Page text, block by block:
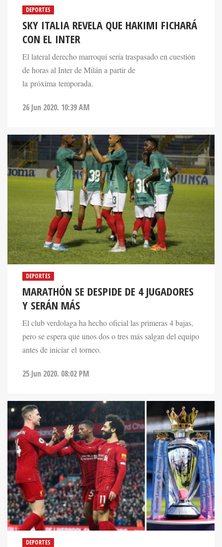
DEPORTES
SKY ITALIA REVELA QUE HAKIMI FICHARÁ
CON EL INTER
El lateral derecho marroquí sería traspasado en cuestión
de horas al Inter de Milán a partir de
la próxima temporada.
26 Jun 2020. 10:39 AM
DEPORTES
MARATHÓN SE DESPIDE DE 4 JUGADORES
Y SERÁN MÁS
El club verdolaga ha hecho oficial las primeras 4 bajas,
pero se espera que unos dos o tres más salgan del equipo
antes de iniciar el torneo.
25 Jun 2020. 08:02 PM
DEPORTES